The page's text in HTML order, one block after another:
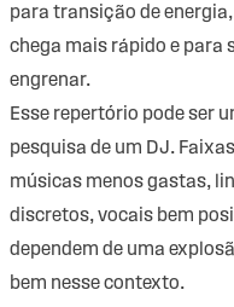
para transição de
chega mais rápido e para
engrenar.
Esse repertório pode ser
pesquisa de um DJ.
músicas menos gastas,
discretos, vocais bem
dependem de uma
bem nesse contexto.